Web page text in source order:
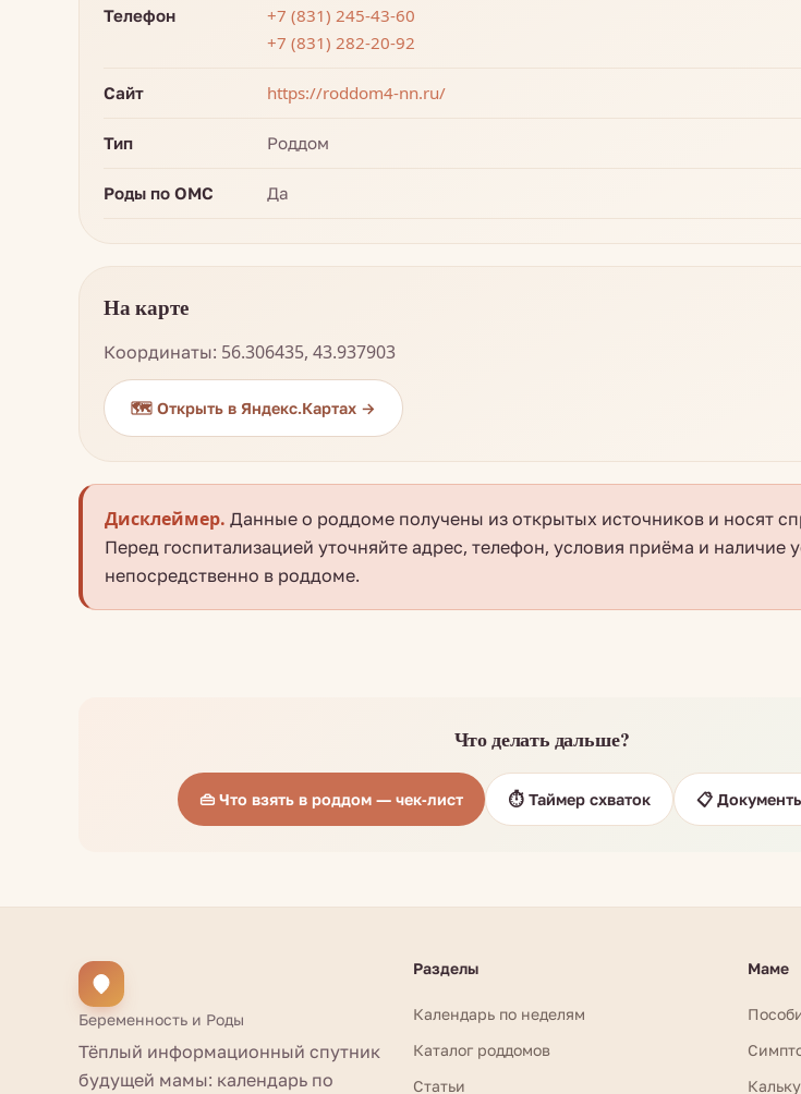
Телефон
+7 (831) 245-43-60
+7 (831) 282-20-92
Сайт https://roddom4-nn.ru/
Тип Роддом
Роды по ОМС Да
На карте
Координаты: 56.306435, 43.937903
🗺️ Открыть в Яндекс.Картах →
Дисклеймер. Данные о роддоме получены из открытых источников и носят
Перед госпитализацией уточняйте адрес, телефон, условия приёма и наличие
непосредственно в роддоме.
Что делать дальше?
👜 Что взять в роддом — чек-лист ⏱️ Таймер схваток 📋
Беременность и Роды
Тёплый информационный спутник
будущей мамы: календарь по
Разделы
Календарь по неделям
Каталог роддомов
Статьи
Маме